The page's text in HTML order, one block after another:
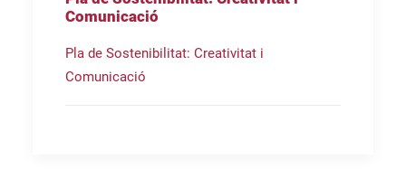
Comunicació
Pla de Sostenibilitat: Creativitat i
Comunicació